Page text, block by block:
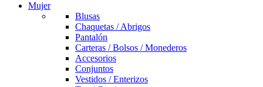
Mujer
Blusas
Chaquetas / Abrigos
Pantalón
Carteras / Bolsos / Monederos
Accesorios
Conjuntos
Vestidos / Enterizos